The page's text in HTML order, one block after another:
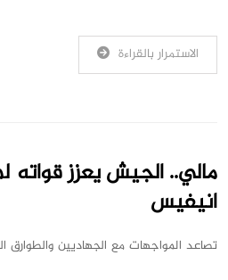
الاستمرار بالقراءة
مالي.. الجيش يعزز قواته
انيفيس
تصاعد المواجهات مع الجهاديين والطوارق